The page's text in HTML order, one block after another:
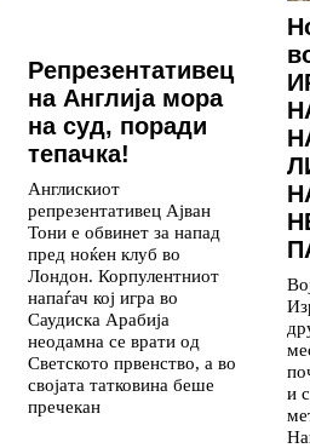
Репрезентативец
на Англија мора
на суд, поради
тепачка!
Англискиот
репрезентативец Ајван
Тони е обвинет за напад
пред ноќен клуб во
Лондон. Корпулентниот
напаѓач кој игра во
Саудиска Арабија
неодамна се врати од
Светското првенство, а во
својата татковина беше
пречекан
и